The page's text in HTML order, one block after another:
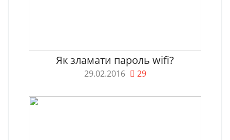
Як зламати пароль wifi?
29.02.2016 29